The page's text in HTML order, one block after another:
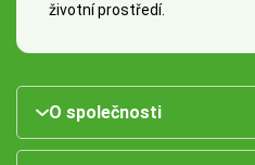
životní prostředí.
O společnosti